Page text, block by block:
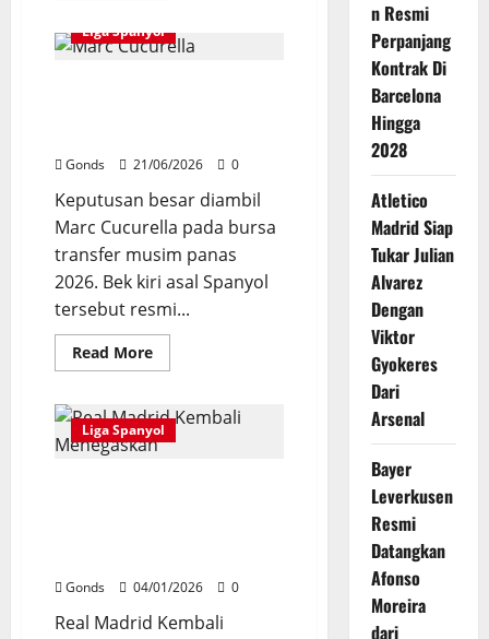
Madrid
Siap
Dari
Liga Spanyol
Gonds 21/06/2026 0
Keputusan besar diambil
Marc Cucurella pada bursa
transfer musim panas
2026. Bek kiri asal Spanyol
tersebut resmi...
Read MoreRead
more
Cucurella
Tidak
Ragu
Liga Spanyol
Gonds 04/01/2026 0
Real Madrid Kembali
n Resmi
Perpanjang
Kontrak Di
Barcelona
Hingga
2028
Atletico
Madrid Siap
Tukar Julian
Alvarez
Dengan
Viktor
Gyokeres
Dari
Arsenal
Bayer
Leverkusen
Resmi
Datangkan
Afonso
Moreira
dari